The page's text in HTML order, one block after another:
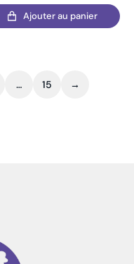
Ajouter au panier
… 15 →